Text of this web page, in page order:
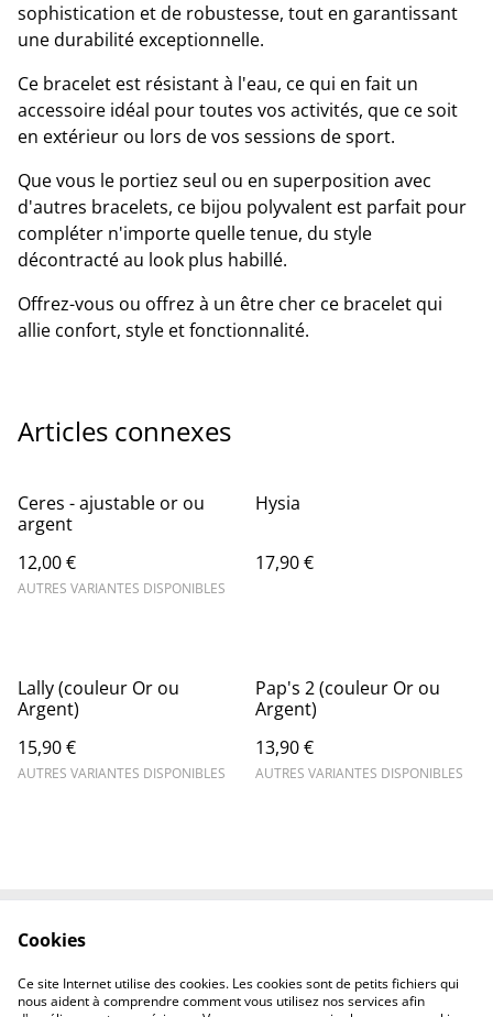
sophistication et de robustesse, tout en garantissant
une durabilité exceptionnelle.
Ce bracelet est résistant à l'eau, ce qui en fait un
accessoire idéal pour toutes vos activités, que ce soit
en extérieur ou lors de vos sessions de sport.
Que vous le portiez seul ou en superposition avec
d'autres bracelets, ce bijou polyvalent est parfait pour
compléter n'importe quelle tenue, du style
décontracté au look plus habillé.
Offrez-vous ou offrez à un être cher ce bracelet qui
allie confort, style et fonctionnalité.
Articles connexes
Ceres - ajustable or ou
argent
12,00 €
AUTRES VARIANTES DISPONIBLES
Hysia
17,90 €
Lally (couleur Or ou
Argent)
15,90 €
AUTRES VARIANTES DISPONIBLES
Pap's 2 (couleur Or ou
Argent)
13,90 €
AUTRES VARIANTES DISPONIBLES
Politique de
confidentialité
Politique de cookies
Cookies
Ce site Internet utilise des cookies. Les cookies sont de petits fichiers qui
nous aident à comprendre comment vous utilisez nos services afin